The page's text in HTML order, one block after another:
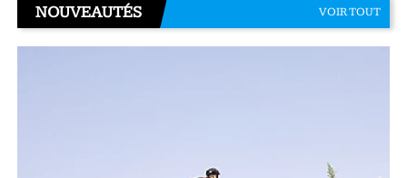
NOUVEAUTÉS VOIR TOUT